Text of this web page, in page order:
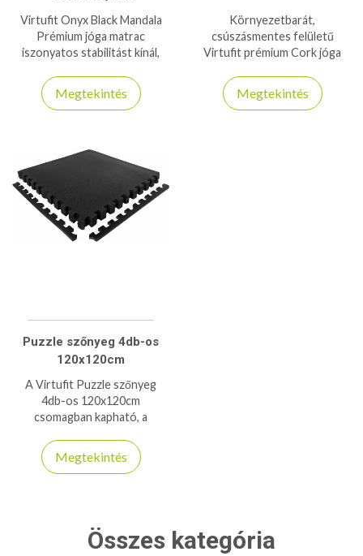
Virtufit Onyx Black Mandala
Prémium jóga matrac
iszonyatos stabilitást kínál,
vastag - 6P- és latexmentes
Megtekintés
Környezetbarát,
csúszásmentes felületű
Virtufit prémium Cork jóga
anyagok és a maximális
kényelem szerelmeseinek.
Megtekintés
Puzzle szőnyeg 4db-os
120x120cm
A Virtufit Puzzle szőnyeg
4db-os 120x120cm
csomagban kapható, a
bővíthető és kompatibilis a 6-
os csomaggal is!
Megtekintés
Összes kategória